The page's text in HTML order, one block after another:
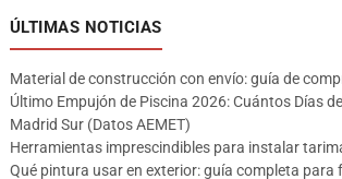
ÚLTIMAS NOTICIAS
Material de construcción con envío: guía de
Último Empujón de Piscina 2026: Cuántos Días
Madrid Sur (Datos AEMET)
Herramientas imprescindibles para instalar
Qué pintura usar en exterior: guía completa para